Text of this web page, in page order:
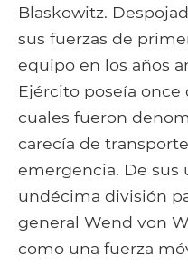
Blaskowitz.
sus fuerzas de
equipo en los años
Ejército poseía once
cuales fueron
carecía de
emergencia. De sus
undécima división
general Wend von
como una fuerza